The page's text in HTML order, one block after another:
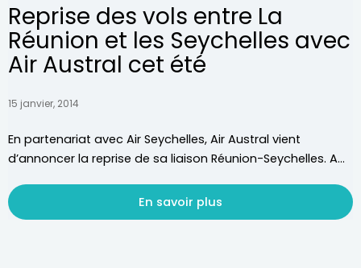
Reprise des vols entre La
Réunion et les Seychelles avec
Air Austral cet été
15 janvier, 2014
En partenariat avec Air Seychelles, Air Austral vient
d’annoncer la reprise de sa liaison Réunion-Seychelles. A...
En savoir plus